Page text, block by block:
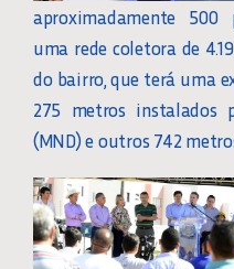
aproximadamente 500
uma rede coletora de
do bairro, que terá uma
275 metros instalados
(MND) e outros 742